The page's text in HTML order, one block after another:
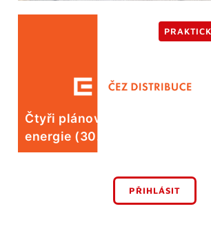
Čtyři plánované odstávky
energie (30. 7.)
PŘIHLÁSIT